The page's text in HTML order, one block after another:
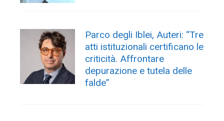
Parco degli Iblei, Auteri: “Tre
atti istituzionali certificano le
criticità. Affrontare
depurazione e tutela delle
falde”